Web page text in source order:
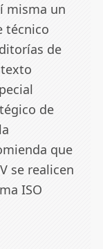
misma un
técnico
de
de
que
se realicen
ISO